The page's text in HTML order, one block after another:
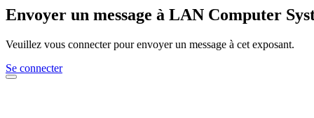
Envoyer un message à LAN Computer
Veuillez vous connecter pour envoyer un message à cet exposant.
Se connecter